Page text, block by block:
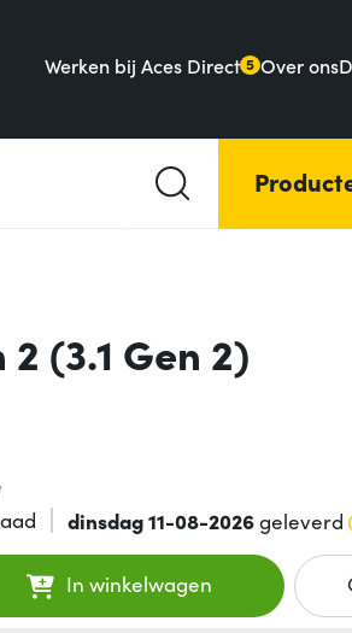
Werken bij Aces Direct 5 Over ons
(3.1 Gen 2)
dinsdag 11-08-2026geleverd
In winkelwagen